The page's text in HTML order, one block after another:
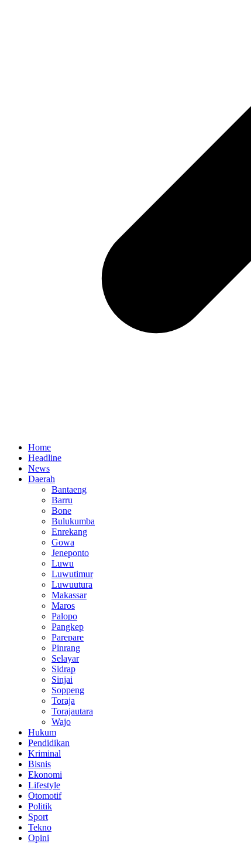
Home
Headline
News
Daerah
Bantaeng
Barru
Bone
Bulukumba
Enrekang
Gowa
Jeneponto
Luwu
Luwutimur
Luwuutura
Makassar
Maros
Palopo
Pangkep
Parepare
Pinrang
Selayar
Sidrap
Sinjai
Soppeng
Toraja
Torajautara
Wajo
Hukum
Pendidikan
Kriminal
Bisnis
Ekonomi
Lifestyle
Otomotif
Politik
Sport
Tekno
Opini